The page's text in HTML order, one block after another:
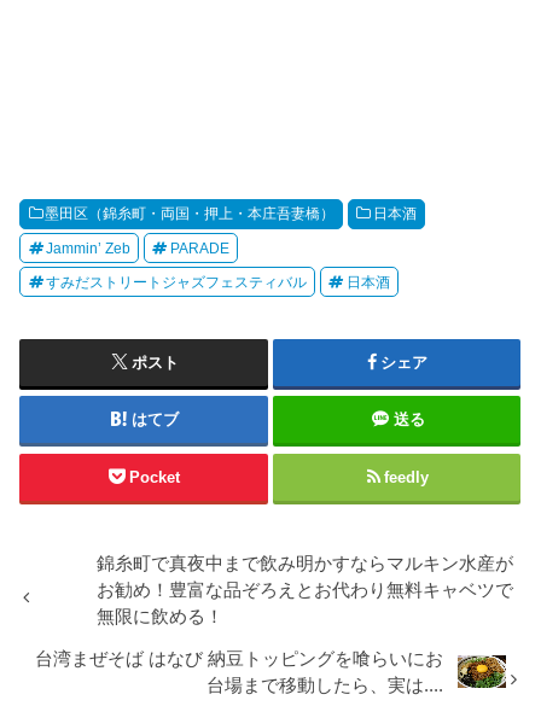
墨田区（錦糸町・両国・押上・本庄吾妻橋） 日本酒
Jammin’ Zeb PARADE
すみだストリートジャズフェスティバル 日本酒
ポスト シェア
はてブ 送る
Pocket feedly
錦糸町で真夜中まで飲み明かすならマルキン水産が
お勧め！豊富な品ぞろえとお代わり無料キャベツで
無限に飲める！
台湾まぜそば はなび 納豆トッピングを喰らいにお
台場まで移動したら、実は....